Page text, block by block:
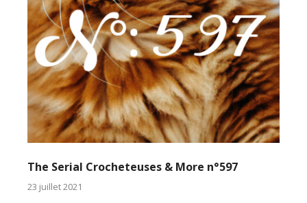
The Serial Crocheteuses & More n°597
23 juillet 2021